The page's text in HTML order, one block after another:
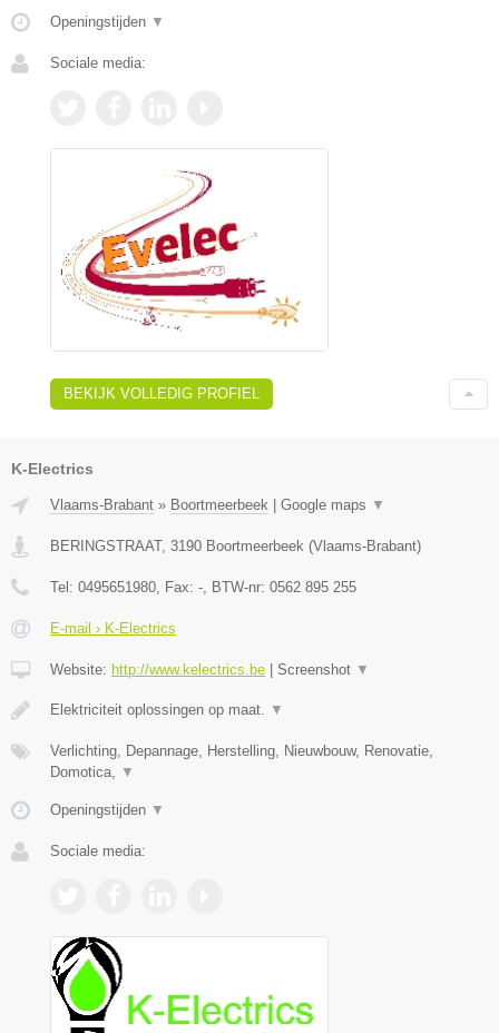
Openingstijden ▼
Sociale media:
BEKIJK VOLLEDIG PROFIEL
K-Electrics
Vlaams-Brabant » Boortmeerbeek Google maps ▼
BERINGSTRAAT, 3190 Boortmeerbeek (Vlaams-Brabant)
Tel: 0495651980, Fax: -, BTW-nr: 0562 895 255
E-mail › K-Electrics
Website: http://www.kelectrics.be Screenshot ▼
Elektriciteit oplossingen op maat. ▼
Verlichting, Depannage, Herstelling, Nieuwbouw, Renovatie,
Domotica, ▼
Openingstijden ▼
Sociale media: